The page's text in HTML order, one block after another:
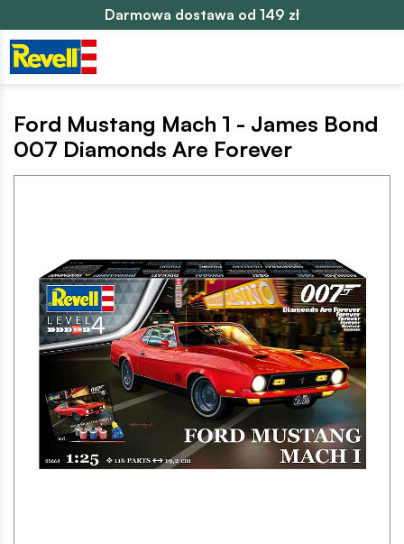
Darmowa dostawa od 149 zł
Ford Mustang Mach 1 - James Bond
007 Diamonds Are Forever